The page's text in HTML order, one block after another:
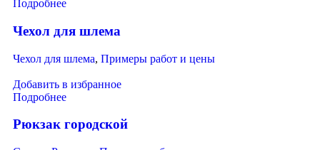
Подробнее
Чехол для шлема
Чехол для шлема, Примеры работ и цены
Добавить в избранное
Подробнее
Рюкзак городской